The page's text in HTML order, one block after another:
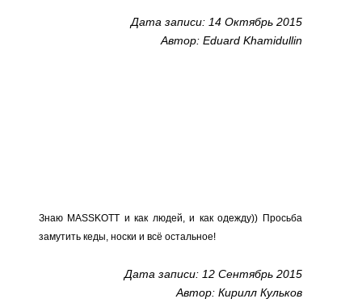
Дата записи: 14 Октябрь 2015
Автор: Eduard Khamidullin
Знаю MASSKOTT и как людей, и как одежду)) Просьба
замутить кеды, носки и всё остальное!
Дата записи: 12 Сентябрь 2015
Автор: Кирилл Кульков